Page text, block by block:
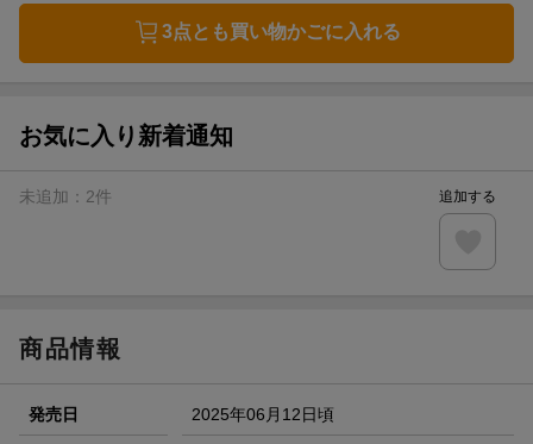
3点とも買い物かごに入れる
お気に入り新着通知
未追加： 2件 追加する
商品情報
発売日 2025年06月12日頃